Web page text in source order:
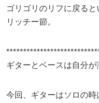
ゴリゴリのリフに戻る
リッチー節。
ギターとベースは自分が
今回、ギターはソロの時